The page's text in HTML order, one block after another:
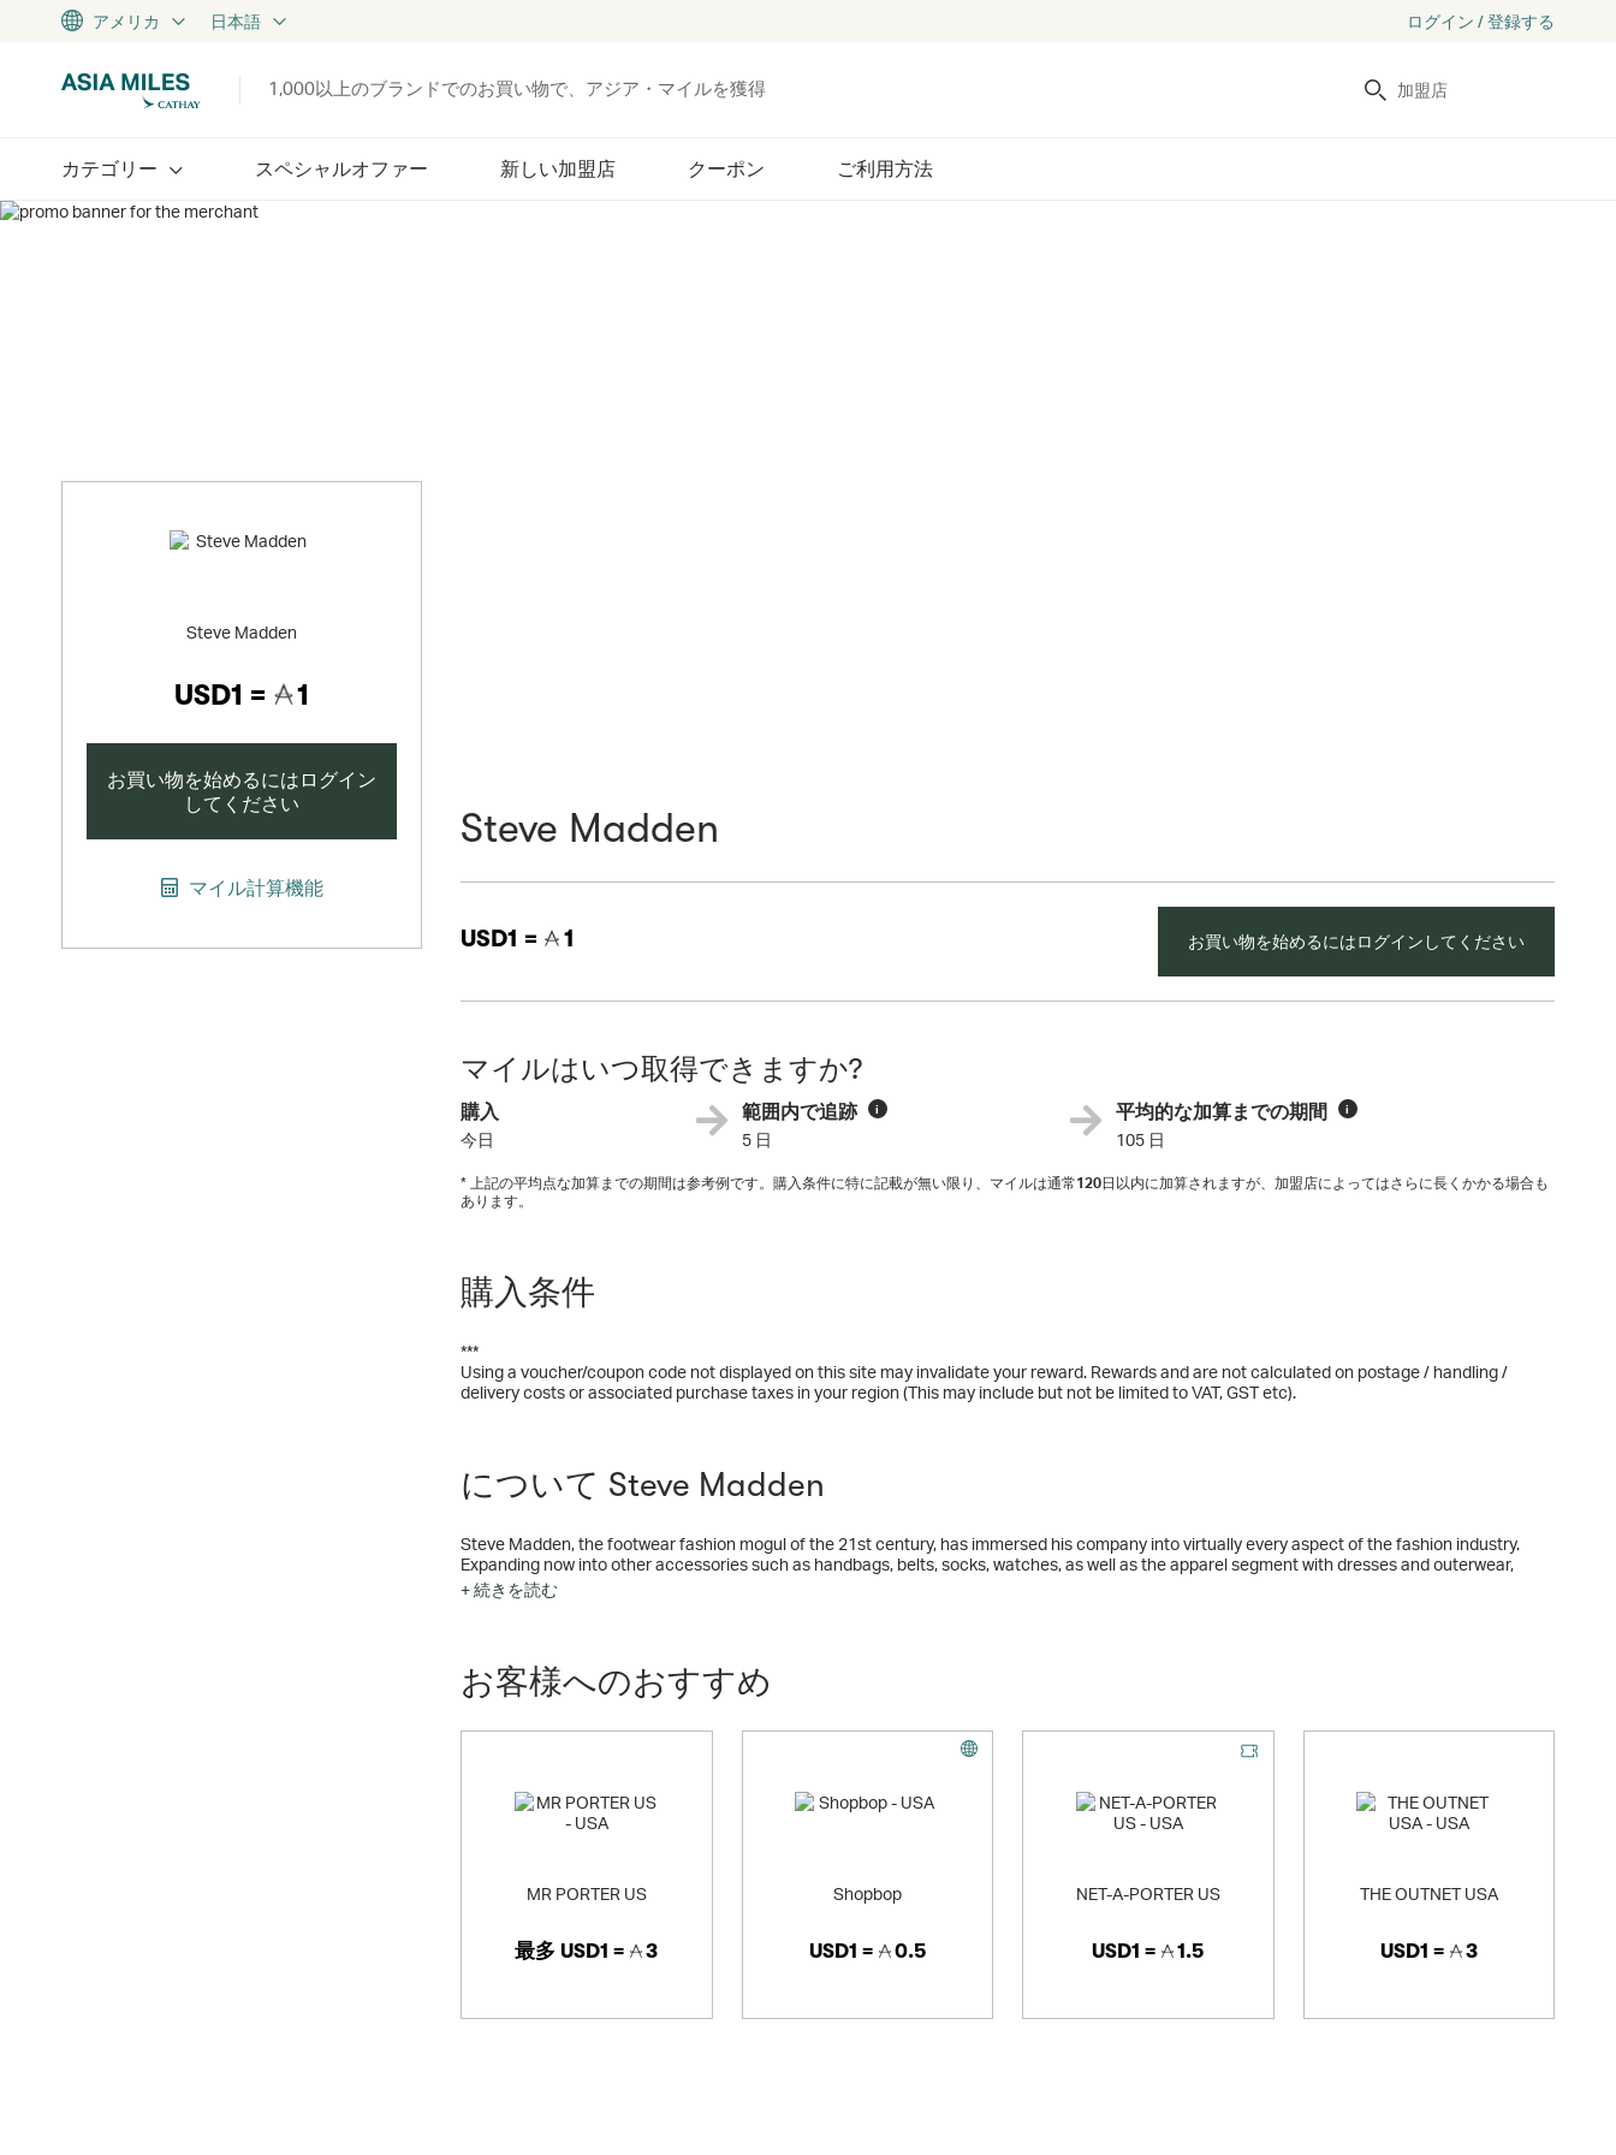
アメリカ 日本語 ログイン / 登録する
1,000以上のブランドでのお買い物で、アジア・マイルを獲得 検索
カテゴリー スペシャルオファー 新しい加盟店 クーポン ご利用方法
Steve Madden
USD1 = 1
お買い物を始めるにはログイン
してください
マイル計算機能
Steve Madden
USD1 = 1 お買い物を始めるにはログインしてください
マイルはいつ取得できますか?
購入
今日
範囲内で追跡 i
5 日
平均的な加算までの期間 i
105 日
* 上記の平均点な加算までの期間は参考例です。購入条件に特に記載が無い限り、マイルは通常120日以内に加算されますが、加盟店によってはさらに長くかかる場合も
あります。
購入条件
***
Using a voucher/coupon code not displayed on this site may invalidate your reward. Rewards and are not calculated on postage / handling /
delivery costs or associated purchase taxes in your region (This may include but not be limited to VAT, GST etc).
について Steve Madden
Steve Madden, the footwear fashion mogul of the 21st century, has immersed his company into virtually every aspect of the fashion industry.
Expanding now into other accessories such as handbags, belts, socks, watches, as well as the apparel segment with dresses and outerwear,
Steve Madden is evolving into a lifestyle brand.
+ 続きを読む
お客様へのおすすめ
MR PORTER US
最多 USD1 = 3
Shopbop
USD1 = 0.5
NET-A-PORTER US
USD1 = 1.5
THE OUTNET USA
USD1 = 3